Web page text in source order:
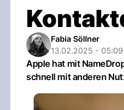
Fabia Söllner
13.02.2025 - 05:09
Apple hat mit
schnell mit anderen